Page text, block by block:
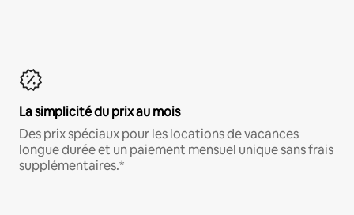
La simplicité du prix au mois
Des prix spéciaux pour les locations de vacances
longue durée et un paiement mensuel unique sans frais
supplémentaires.*